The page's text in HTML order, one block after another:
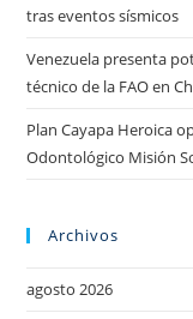
tras eventos sísmicos
Venezuela presenta
técnico de la FAO en
Plan Cayapa Heroica
Odontológico Misión
Archivos
agosto 2026